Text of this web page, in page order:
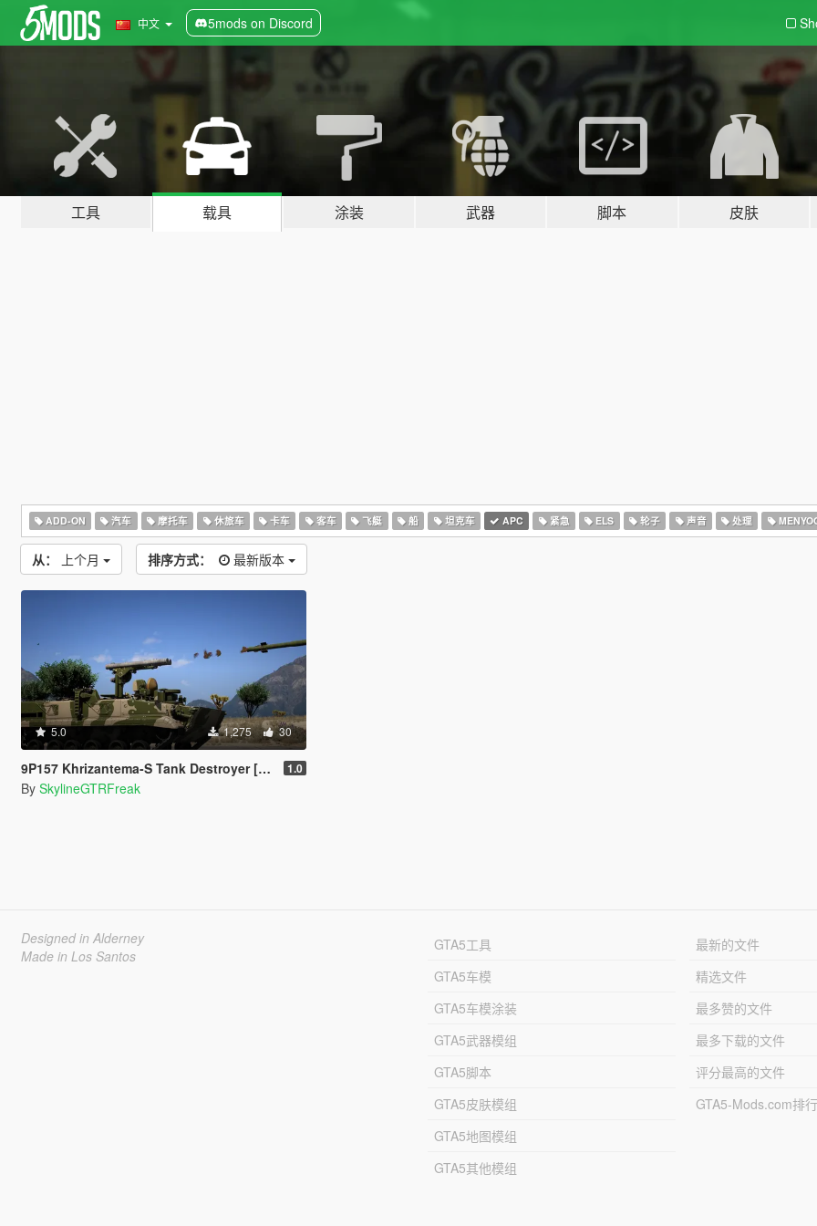
中文 5mods on Discord
工具 载具 涂装 武器 脚本 皮肤
ADD-ON 汽车 摩托车 休旅车 卡车 客车 飞艇 船 坦克车 APC 紧急 ELS 轮子 声音 处理
从： 上个月 排序方式： 最新版本
5.0 1,275 30
9P157 Khrizantema-S Tank Destroyer [Add-On] 1.0
By SkylineGTRFreak
Designed in Alderney
Made in Los Santos
GTA5工具
GTA5车模
GTA5车模涂装
GTA5武器模组
GTA5脚本
GTA5皮肤模组
GTA5地图模组
GTA5其他模组
最新的文件
精选文件
最多赞的文件
最多下载的文件
评分最高的文件
GTA5-Mods.com排